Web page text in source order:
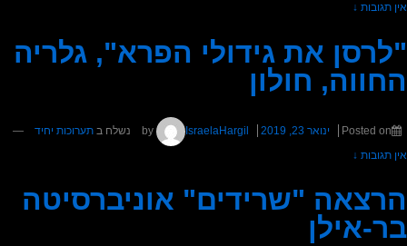
אין תגובות ↓
"לרסן את גידולי הפרא", גלריה
החווה, חולון
Posted on ינואר 23, 2019 IsraelaHargil נשלח ב תערוכות יחיד
—
אין תגובות ↓
הרצאה "שרידים" אוניברסיטה
בר-אילן